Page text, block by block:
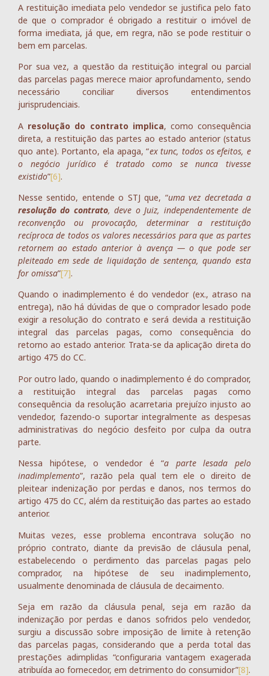
A restituição imediata pelo vendedor se justifica pelo fato
de que o comprador é obrigado a restituir o imóvel de
forma imediata, já que, em regra, não se pode restituir o
bem em parcelas.
Por sua vez, a questão da restituição integral ou parcial
das parcelas pagas merece maior aprofundamento, sendo
necessário conciliar diversos entendimentos
jurisprudenciais.
A resolução do contrato implica, como consequência
direta, a restituição das partes ao estado anterior (status
quo ante). Portanto, ela apaga, “ex tunc, todos os efeitos, e
o negócio jurídico é tratado como se nunca tivesse
existido”[6].
Nesse sentido, entende o STJ que, “uma vez decretada a
resolução do contrato, deve o Juiz, independentemente de
reconvenção ou provocação, determinar a restituição
recíproca de todos os valores necessários para que as partes
retornem ao estado anterior à avença — o que pode ser
pleiteado em sede de liquidação de sentença, quando esta
for omissa”[7].
Quando o inadimplemento é do vendedor (ex., atraso na
entrega), não há dúvidas de que o comprador lesado pode
exigir a resolução do contrato e será devida a restituição
integral das parcelas pagas, como consequência do
retorno ao estado anterior. Trata-se da aplicação direta do
artigo 475 do CC.
Por outro lado, quando o inadimplemento é do comprador,
a restituição integral das parcelas pagas como
consequência da resolução acarretaria prejuízo injusto ao
vendedor, fazendo-o suportar integralmente as despesas
administrativas do negócio desfeito por culpa da outra
parte.
Nessa hipótese, o vendedor é “a parte lesada pelo
inadimplemento”, razão pela qual tem ele o direito de
pleitear indenização por perdas e danos, nos termos do
artigo 475 do CC, além da restituição das partes ao estado
anterior.
Muitas vezes, esse problema encontrava solução no
próprio contrato, diante da previsão de cláusula penal,
estabelecendo o perdimento das parcelas pagas pelo
comprador, na hipótese de seu inadimplemento,
usualmente denominada de cláusula de decaimento.
Seja em razão da cláusula penal, seja em razão da
indenização por perdas e danos sofridos pelo vendedor,
surgiu a discussão sobre imposição de limite à retenção
das parcelas pagas, considerando que a perda total das
prestações adimplidas “configuraria vantagem exagerada
atribuída ao fornecedor, em detrimento do consumidor”[8].